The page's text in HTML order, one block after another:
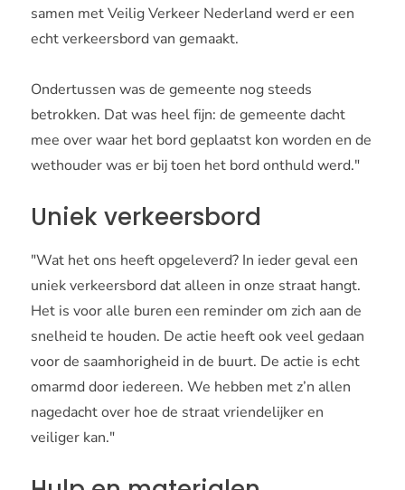
samen met Veilig Verkeer Nederland werd er een
echt verkeersbord van gemaakt.
Ondertussen was de gemeente nog steeds
betrokken. Dat was heel fijn: de gemeente dacht
mee over waar het bord geplaatst kon worden en de
wethouder was er bij toen het bord onthuld werd."
Uniek verkeersbord
"Wat het ons heeft opgeleverd? In ieder geval een
uniek verkeersbord dat alleen in onze straat hangt.
Het is voor alle buren een reminder om zich aan de
snelheid te houden. De actie heeft ook veel gedaan
voor de saamhorigheid in de buurt. De actie is echt
omarmd door iedereen. We hebben met z’n allen
nagedacht over hoe de straat vriendelijker en
veiliger kan."